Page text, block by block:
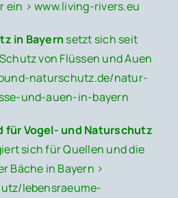
ein >www.living-rivers.eu
in Bayern setzt sich seit
von Flüssen und Auen
naturschutz.de/natur-
und-auen-in-bayern
für Vogel- und Naturschutz
sich für Quellen und die
Bäche in Bayern >
lebensraeume-